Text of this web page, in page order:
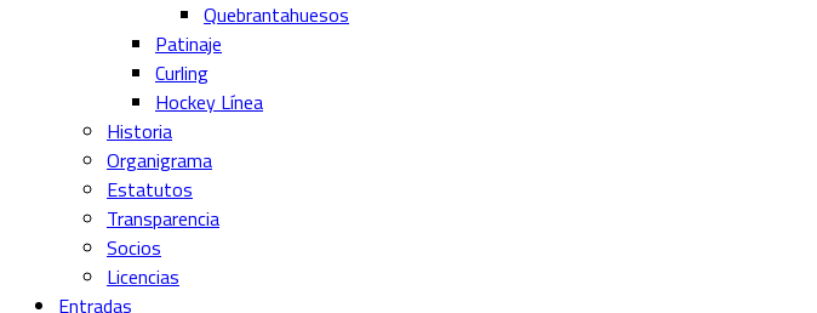
Quebrantahuesos
Patinaje
Curling
Hockey Línea
Historia
Organigrama
Estatutos
Transparencia
Socios
Licencias
Entradas